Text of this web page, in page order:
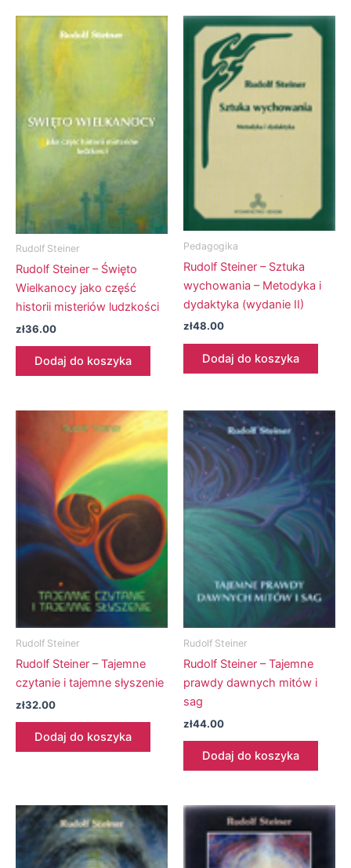
Rudolf Steiner
Rudolf Steiner – Święto
Wielkanocy jako część
historii misteriów ludzkości
zł36.00
Dodaj do koszyka
Pedagogika
Rudolf Steiner – Sztuka
wychowania – Metodyka i
dydaktyka (wydanie II)
zł48.00
Dodaj do koszyka
Rudolf Steiner
Rudolf Steiner – Tajemne
czytanie i tajemne słyszenie
zł32.00
Dodaj do koszyka
Rudolf Steiner
Rudolf Steiner – Tajemne
prawdy dawnych mitów i
sag
zł44.00
Dodaj do koszyka